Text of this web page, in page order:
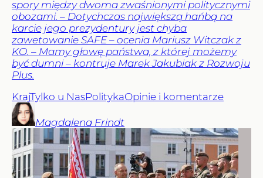
spory między dwoma zwaśnionymi politycznymi
obozami. – Dotychczas największą hańbą na
karcie jego prezydentury jest chyba
zawetowanie SAFE – ocenia Mariusz Witczak z
KO. – Mamy głowę państwa, z której możemy
być dumni – kontruje Marek Jakubiak z Rozwoju
Plus.
KrajTylko u NasPolitykaOpinie i komentarze
Magdalena Frindt